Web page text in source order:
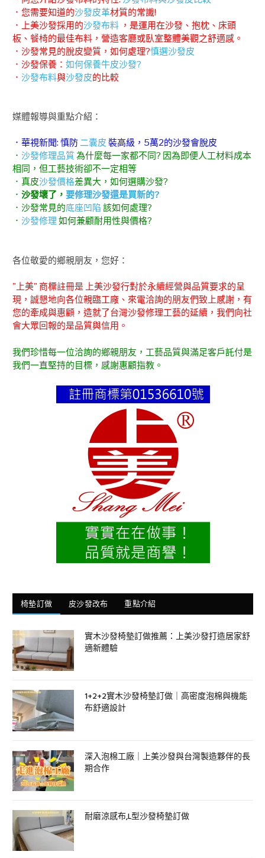
．您需要知道的沙發皮革材質的常識!
．上美沙發採用的沙發布料 ，是運用在沙發、抱枕、床頭
板、餐椅的最佳布料，營造客廳或臥室整體美觀之舒適感。
．沙發常見的脫皮變質，如何處理?慎選沙發皮
．沙發保養： 如何保養牛皮沙發?
． 沙發布料與沙發皮的比較
媒體報導與重點介紹：
．華視新聞: 慎防二囊皮 裝高級，5萬2的沙發會脫皮
． 沙發修理品質為什麼每一家都不同? 因為即便人工材料成本
相同，但工藝技術卻不一定相等
．真皮沙發價格差異大，如何選購沙發?
． 沙發壞了， 要修理沙發還是買新的?
．沙發常見的底座凹陷 該如何處理?
． 沙發修理 如何兼顧耐用性與價格?
各位敬愛的鄉親朋友，您好：
"上美" 商標註冊是 上美沙發行對於永續經營與品質要求的呈
現，誠懇地向各位親臨工廠、來電洽詢的朋友們致上感謝，有
您的牽成與惠顧，造就了台灣沙發修理工藝的延續，我們向社
會大眾回報的是品質與信用。
我們珍惜每一位洽詢的鄉親朋友，工藝品質與滿足客戶託付是
我們一直堅持的目標，感謝惠顧指教。
椅墊訂做 皮沙發改布 重點介紹
實木沙發椅墊訂做推薦：上美沙發打造居家舒
適新體驗
1+2+2實木沙發椅墊訂做｜高密度泡棉與機能
布舒適設計
深入泡棉工廠｜上美沙發與台灣製造夥伴的長
期合作
耐磨涼感布,L型沙發椅墊訂做